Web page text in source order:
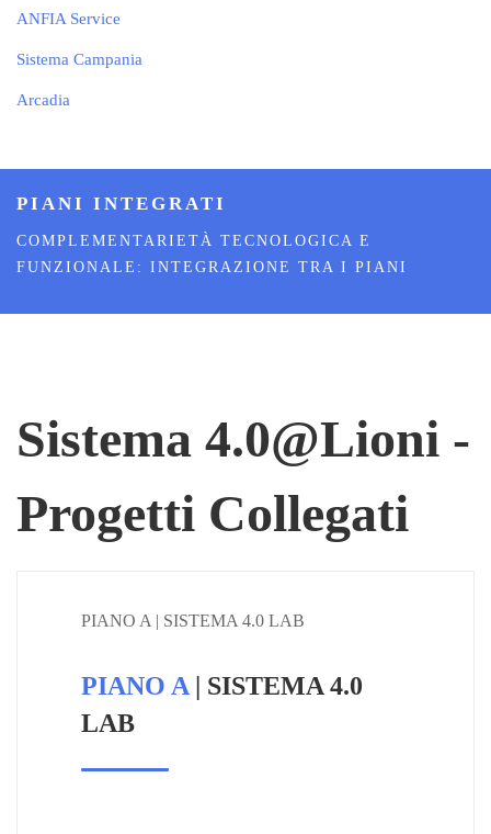
ANFIA Service
Sistema Campania
Arcadia
PIANI INTEGRATI
COMPLEMENTARIETÀ TECNOLOGICA E
FUNZIONALE: INTEGRAZIONE TRA I PIANI
Sistema 4.0@Lioni -
Progetti Collegati
PIANO A | SISTEMA 4.0 LAB
PIANO A | SISTEMA 4.0
LAB